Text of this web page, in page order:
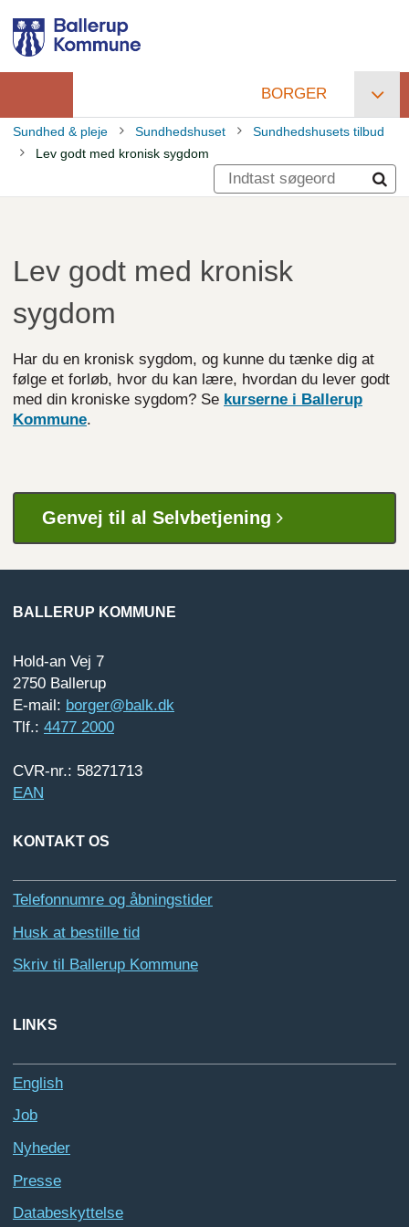
hovedindhold
Primær
navigation
BORGER
Brødkrumme
Sundhed & pleje Sundhedshuset
Sundhedshusets tilbud
Lev godt med kronisk sygdom
Lev godt med kronisk
sygdom
Har du en kronisk sygdom, og kunne du tænke dig at
følge et forløb, hvor du kan lære, hvordan du lever godt
med din kroniske sygdom? Se kurserne i Ballerup
Kommune.
Genvej til al Selvbetjening
BALLERUP KOMMUNE
Hold-an Vej 7
2750 Ballerup
E-mail: borger@balk.dk
Tlf.: 4477 2000
CVR-nr.: 58271713
EAN
KONTAKT OS
Telefonnumre og åbningstider
Husk at bestille tid
Skriv til Ballerup Kommune
LINKS
English
Job
Nyheder
Presse
Databeskyttelse